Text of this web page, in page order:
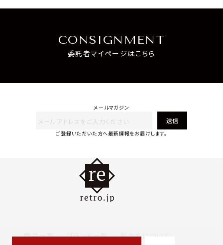
CONSIGNMENT
委託者マイページはこちら
メールマガジン
送信
ご登録いただいた方へ最新情報をお届けします。
商品一覧 ブランド一覧 私たちについて